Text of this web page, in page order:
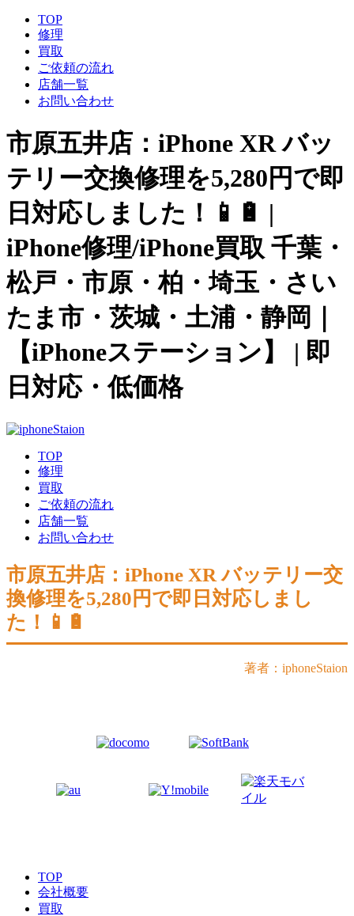
TOP
修理
買取
ご依頼の流れ
店舗一覧
お問い合わせ
市原五井店：iPhone XR バッ
テリー交換修理を5,280円で即
日対応しました！📱🔋 |
iPhone修理/iPhone買取 千葉・
松戸・市原・柏・埼玉・さい
たま市・茨城・土浦・静岡｜
【iPhoneステーション】 | 即
日対応・低価格
TOP
修理
買取
ご依頼の流れ
店舗一覧
お問い合わせ
市原五井店：iPhone XR バッテリー交
換修理を5,280円で即日対応しまし
た！📱🔋
著者：iphoneStaion
TOP
会社概要
買取